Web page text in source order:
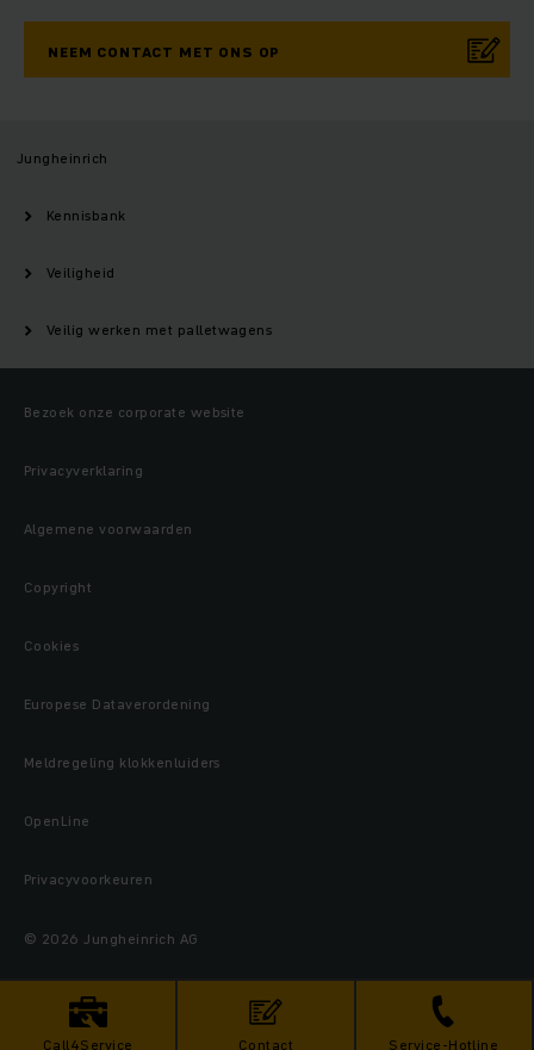
Call4Service Contact Service-Hotline
NEEM CONTACT MET ONS OP
Jungheinrich
Kennisbank
Veiligheid
Veilig werken met palletwagens
Bezoek onze corporate website
Privacyverklaring
Algemene voorwaarden
Copyright
Cookies
Europese Dataverordening
Meldregeling klokkenluiders
OpenLine
Privacyvoorkeuren
© 2026 Jungheinrich AG